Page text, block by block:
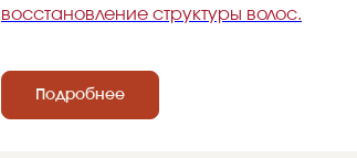
восстановление структуры волос.
Подробнее